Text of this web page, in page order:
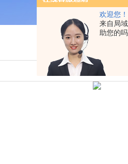
欢迎您！
来自局
助您的